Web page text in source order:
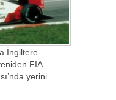
İngiltere
FIA
yerini